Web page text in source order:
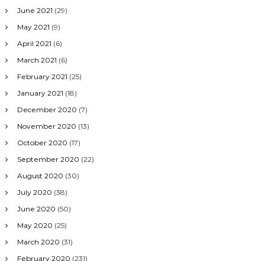
June 2021 (29)
May 2021 (9)
April 2021 (6)
March 2021 (6)
February 2021 (25)
January 2021 (18)
December 2020 (7)
November 2020 (13)
October 2020 (17)
September 2020 (22)
August 2020 (30)
July 2020 (38)
June 2020 (50)
May 2020 (25)
March 2020 (31)
February 2020 (231)